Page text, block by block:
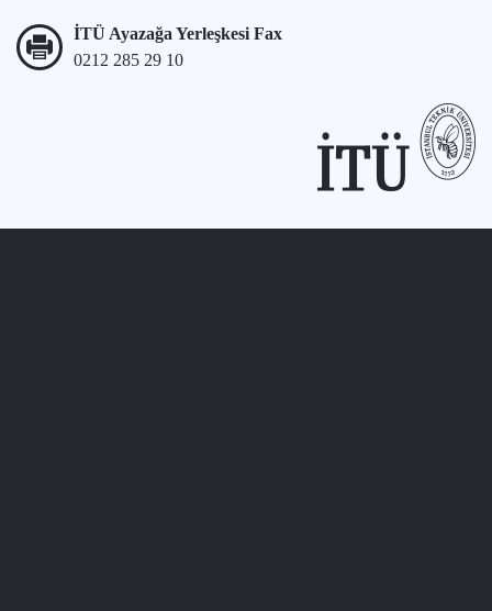
İTÜ Ayazağa Yerleşkesi Fax
0212 285 29 10